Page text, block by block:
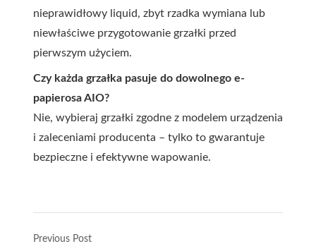
nieprawidłowy liquid, zbyt rzadka wymiana lub
niewłaściwe przygotowanie grzałki przed
pierwszym użyciem.
Czy każda grzałka pasuje do dowolnego e-
papierosa AIO?
Nie, wybieraj grzałki zgodne z modelem urządzenia
i zaleceniami producenta – tylko to gwarantuje
bezpieczne i efektywne wapowanie.
Previous Post